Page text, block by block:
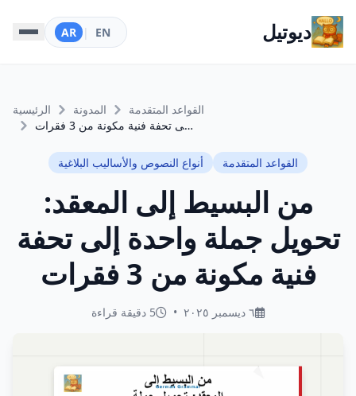
ديوتيل EN
|
AR
الرئيسية المدونة
القواعد المتقدمة
من البسيط إلى المعقد: تحويل جملة واحدة إلى تحفة فنية مكونة من 3 فقرات
القواعد المتقدمة أنواع النصوص والأساليب البلاغية
من البسيط إلى المعقد:
تحويل جملة واحدة إلى تحفة
فنية مكونة من 3 فقرات
٦ ديسمبر ٢٠٢٥ • 5 دقيقة قراءة